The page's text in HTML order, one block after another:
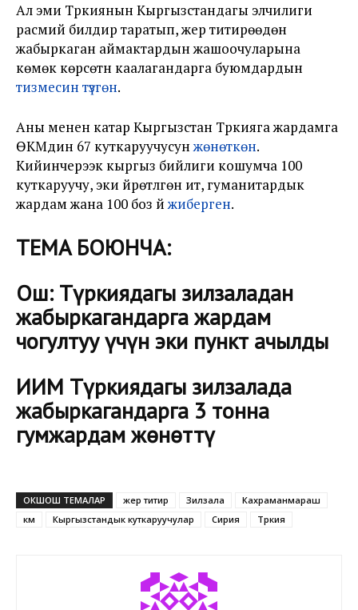
Ал эми Түркиянын Кыргызстандагы элчилиги
расмий билдирүү таратып, жер титирөөдөн
жабыркаган аймактардын жашоочуларына
көмөк көрсөтүүнү каалагандарга буюмдардын
тизмесин түзгөн.
Аны менен катар Кыргызстан Түркияга жардамга
ӨКМдин 67 куткаруучусунжөнөткөн.
Кийинчерээк кыргыз бийлиги кошумча 100
куткаруучу, эки үйрөтүлгөн ит, гуманитардык
жардам жана 100 боз үйжиберген.
ТЕМА БОЮНЧА:
Ош: Түркиядагы зилзаладан
жабыркагандарга жардам
чогултуу үчүн эки пункт ачылды
ИИМ Түркиядагы зилзалада
жабыркагандарга 3 тонна
гумжардам жөнөттү
ОКШОШ ТЕМАЛАР жер титир Зилзала
Кахраманмараш
км
Кыргызстандык куткаруучулар Сирия Түркия